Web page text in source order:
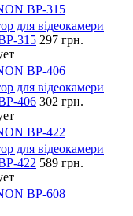
BP-315
для відеокамери
315 297 грн.
BP-406
для відеокамери
406 302 грн.
BP-422
для відеокамери
422 589 грн.
BP-608